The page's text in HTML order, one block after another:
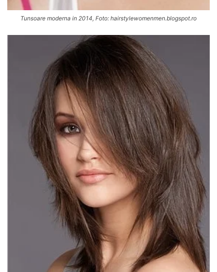
Tunsoare moderna in 2014, Foto: hairstylewomenmen.blogspot.ro